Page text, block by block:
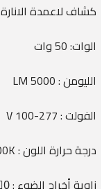
كشاف لاعمدة الانارة
الوات: 50 وات
الليومن : 5000 LM
الفولت : 277-V 100
درجة حرارة اللون : 5000K
زاوية أخراج الضوء : 120ْ